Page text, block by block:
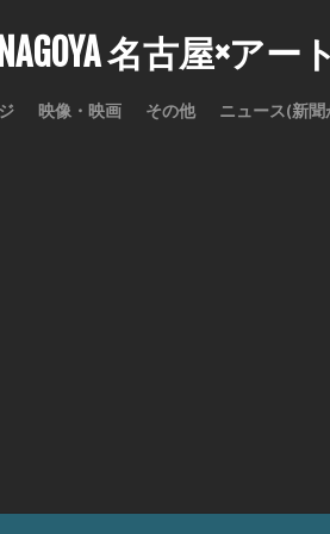
名古屋×ア
映像・映画 その他 ニュース(新聞